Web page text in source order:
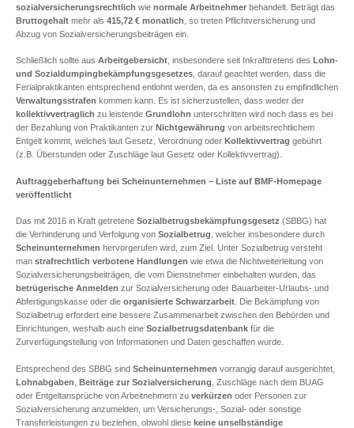
sozialversicherungsrechtlich wie normale Arbeitnehmer behandelt. Beträgt das
Bruttogehalt mehr als 415,72 € monatlich , so treten Pflichtversicherung und
Abzug von Sozialversicherungsbeiträgen ein.
Schließlich sollte aus Arbeitgebersicht , insbesondere seit Inkrafttretens des Lohn-
und Sozialdumpingbekämpfungsgesetzes , darauf geachtet werden, dass die
Ferialpraktikanten entsprechend entlohnt werden, da es ansonsten zu empfindlichen
Verwaltungsstrafen kommen kann. Es ist sicherzustellen, dass weder der
kollektivvertraglich zu leistende Grundlohn unterschritten wird noch dass es bei
der Bezahlung von Praktikanten zur Nichtgewährung von arbeitsrechtlichem
Entgelt kommt, welches laut Gesetz, Verordnung oder Kollektivvertrag gebührt
(z.B. Überstunden oder Zuschläge laut Gesetz oder Kollektivvertrag).
Auftraggeberhaftung bei Scheinunternehmen – Liste auf BMF-Homepage
veröffentlicht
Das mit 2016 in Kraft getretene Sozialbetrugsbekämpfungsgesetz (SBBG) hat
die Verhinderung und Verfolgung von Sozialbetrug , welcher insbesondere durch
Scheinunternehmen hervorgerufen wird, zum Ziel. Unter Sozialbetrug versteht
man strafrechtlich verbotene Handlungen wie etwa die Nichtweiterleitung von
Sozialversicherungsbeiträgen, die vom Dienstnehmer einbehalten wurden, das
betrügerische Anmelden zur Sozialversicherung oder Bauarbeiter-Urlaubs- und
Abfertigungskasse oder die organisierte Schwarzarbeit . Die Bekämpfung von
Sozialbetrug erfordert eine bessere Zusammenarbeit zwischen den Behörden und
Einrichtungen, weshalb auch eine Sozialbetrugsdatenbank für die
Zurverfügungstellung von Informationen und Daten geschaffen wurde.
Entsprechend des SBBG sind Scheinunternehmen vorrangig darauf ausgerichtet,
Lohnabgaben Beiträge zur Sozialversicherung , Zuschläge nach dem BUAG
oder Entgeltansprüche von Arbeitnehmern zu verkürzen oder Personen zur
Sozialversicherung anzumelden, um Versicherungs-, Sozial- oder sonstige
Transferleistungen zu beziehen, obwohl diese keine unselbständige